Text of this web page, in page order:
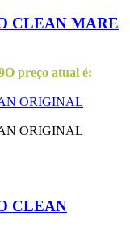
CLEAN MARE
O preço atual é:
CLEAN